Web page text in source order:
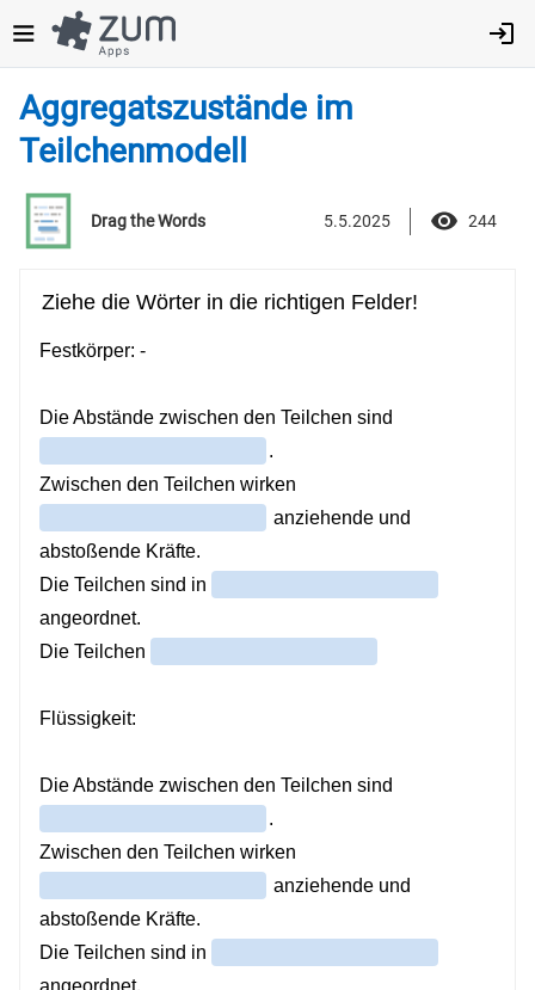
zum
Inhalt
Aggregatszustände im
Teilchenmodell
Drag the Words 5.5.2025 244